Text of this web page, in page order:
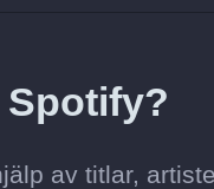
av titlar,